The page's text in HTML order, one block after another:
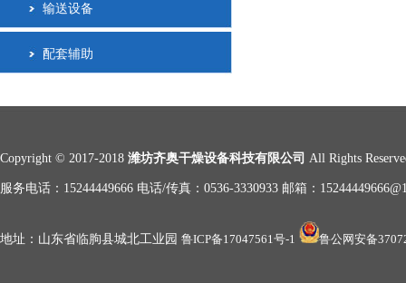
输送设备
配套辅助
Copyright © 2017-2018 潍坊齐奥干燥设备科技有限公司 All Rights
服务电话：15244449666 电话/传真：0536-3330933 邮箱：
地址：山东省临朐县城北工业园 鲁ICP备17047561号-1 鲁公网安备